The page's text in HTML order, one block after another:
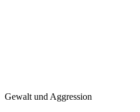
Gewalt und Aggression